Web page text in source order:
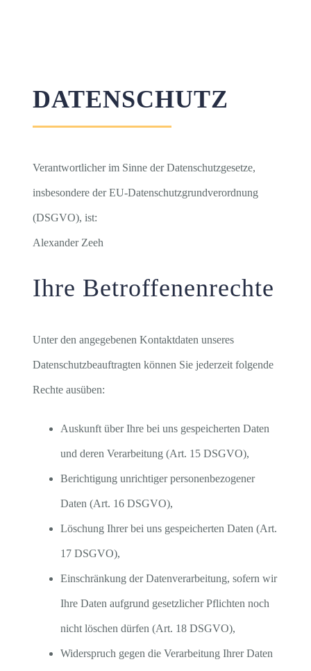
DATENSCHUTZ
Verantwortlicher im Sinne der Datenschutzgesetze,
insbesondere der EU-Datenschutzgrundverordnung
(DSGVO), ist:
Alexander Zeeh
Ihre Betroffenenrechte
Unter den angegebenen Kontaktdaten unseres
Datenschutzbeauftragten können Sie jederzeit folgende
Rechte ausüben:
Auskunft über Ihre bei uns gespeicherten Daten
und deren Verarbeitung (Art. 15 DSGVO),
Berichtigung unrichtiger personenbezogener
Daten (Art. 16 DSGVO),
Löschung Ihrer bei uns gespeicherten Daten (Art.
17 DSGVO),
Einschränkung der Datenverarbeitung, sofern wir
Ihre Daten aufgrund gesetzlicher Pflichten noch
nicht löschen dürfen (Art. 18 DSGVO),
Widerspruch gegen die Verarbeitung Ihrer Daten